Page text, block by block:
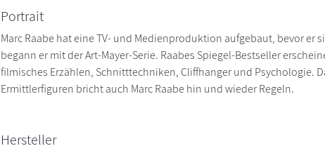
Portrait
Marc Raabe hat eine TV- und Medienproduktion aufgebaut, bevor
begann er mit der Art-Mayer-Serie. Raabes Spiegel-Bestseller
filmisches Erzählen, Schnitttechniken, Cliffhanger und Psychologie.
Ermittlerfiguren bricht auch Marc Raabe hin und wieder Regeln.
Hersteller